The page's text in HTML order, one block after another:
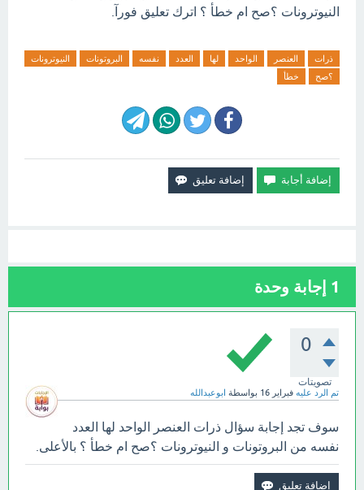
النيوترونات ؟صح ام خطأ ؟ اترك تعليق فورآ.
ذرات العنصر الواحد لها العدد نفسه البروتونات
النيوترونات
؟صح
خطأ
1 إجابة وحدة
0
تصويتات
تم الرد عليه فبراير 16 بواسطة ابوعبدالله
سوف تجد إجابة سؤال ذرات العنصر الواحد لها العدد
نفسه من البروتونات و النيوترونات ؟صح ام خطأ ؟ بالأعلى.